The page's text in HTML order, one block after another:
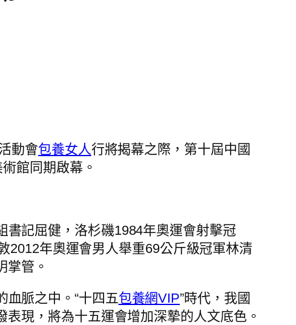
動會包養女人行將揭幕之際，第十屆中國
館同期啟幕。
書記屈健，洛杉磯1984年奧運會射擊冠
2012年奧運會男人舉重69公斤級冠軍林清
掌管。
血脈之中。“十四五包養網VIP”時代，我國
現，將為十五運會增加深摯的人文底色。